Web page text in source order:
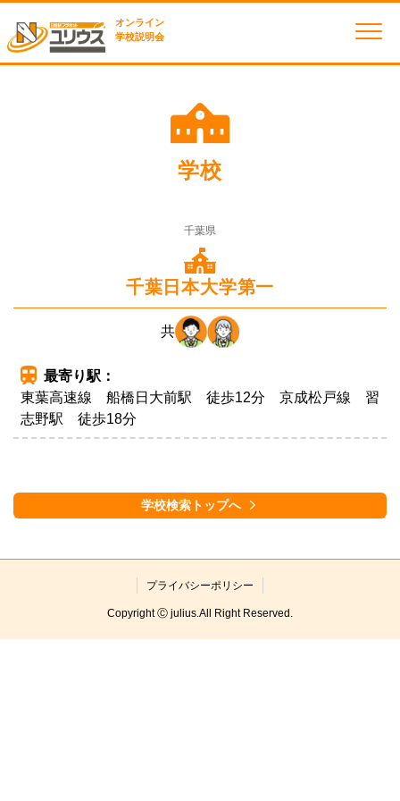
オンライン
学校説明会
学校
千葉県
千葉日本大学第一
共
最寄り駅：
東葉高速線 船橋日大前駅 徒歩12分 京成松戸線 習
志野駅 徒歩18分
学校検索トップへ
プライバシーポリシー
Copyright Ⓒ julius.All Right Reserved.